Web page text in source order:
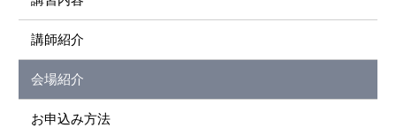
講師紹介
会場紹介
お申込み方法